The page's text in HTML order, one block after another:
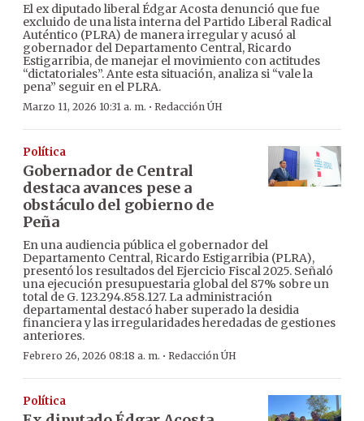
El ex diputado liberal Édgar Acosta denunció que fue
excluido de una lista interna del Partido Liberal Radical
Auténtico (PLRA) de manera irregular y acusó al
gobernador del Departamento Central, Ricardo
Estigarribia, de manejar el movimiento con actitudes
“dictatoriales”. Ante esta situación, analiza si “vale la
pena” seguir en el PLRA.
Marzo 11, 2026 10:31 a. m. · Redacción ÚH
Política
Gobernador de Central
destaca avances pese a
obstáculo del gobierno de
Peña
En una audiencia pública el gobernador del
Departamento Central, Ricardo Estigarribia (PLRA),
presentó los resultados del Ejercicio Fiscal 2025. Señaló
una ejecución presupuestaria global del 87% sobre un
total de G. 123.294.858.127. La administración
departamental destacó haber superado la desidia
financiera y las irregularidades heredadas de gestiones
anteriores.
Febrero 26, 2026 08:18 a. m. · Redacción ÚH
Política